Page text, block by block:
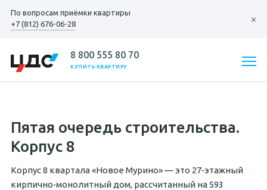
По вопросам приёмки квартиры
+7 (812) 676-06-28
8 800 555 80 70
КУПИТЬ КВАРТИРУ
Пятая очередь строительства.
Корпус 8
Корпус 8 квартала «Новое Мурино» — это 27‐этажный
кирпично‐монолитный дом, рассчитанный на 593